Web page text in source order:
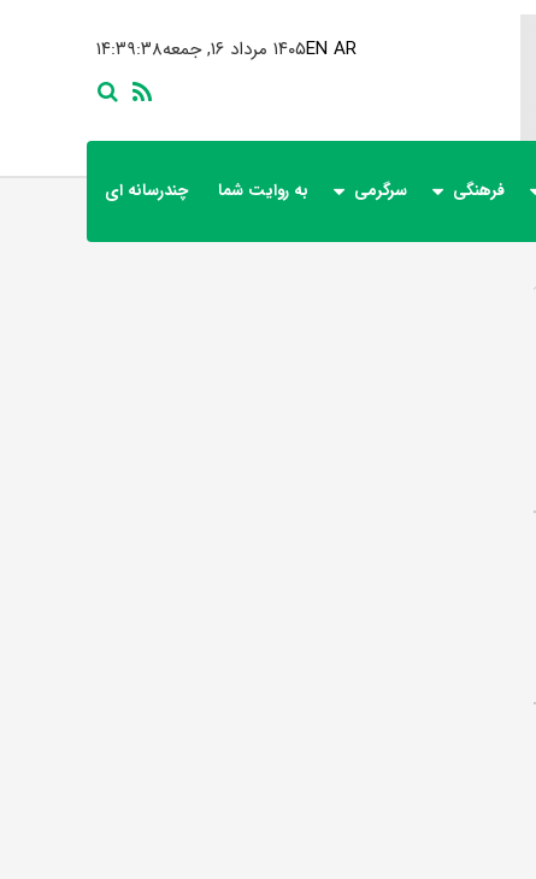
۱۴:۳۹:۳۸ ۱۴۰۵ مرداد ۱۶, جمعهEN AR
فرهنگی سرگرمی به روایت شما چندرسانه ای